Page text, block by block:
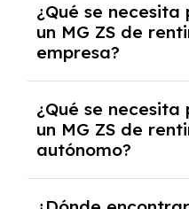
y, en algunos casos,
crediticia y un pago
¿Qué se
un MG ZS de
empresa?
documentación
casos, un informe de
y un pago inicial.
¿Qué se
un MG ZS de
autónomo?